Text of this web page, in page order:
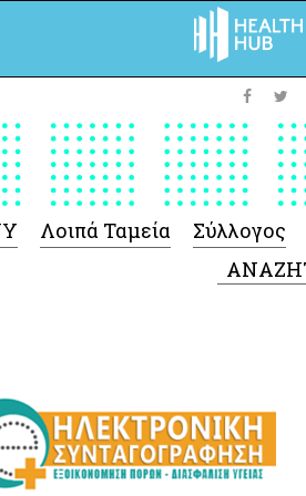
-Γενικές πληροφορίες
Σύμβαση Ακουστικών/
Ορθοπεδικά/ Αναπνευστικές
Λοιπά Ταμεία Σύλλογος